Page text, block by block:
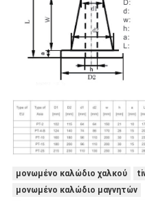
μονωμένο καλώδιο χαλκού
μονωμένο καλώδιο μαγνητών